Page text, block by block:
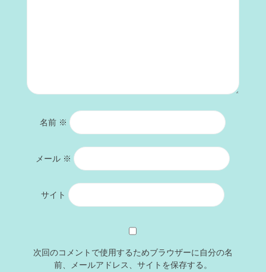
名前 ※
メール ※
サイト
次回のコメントで使用するためブラウザーに自分の名
前、メールアドレス、サイトを保存する。